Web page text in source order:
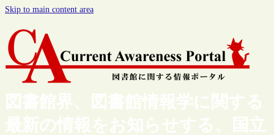
Skip to main content area
図書館界、図書館情報学に関する
最新の情報をお知らせする、国立